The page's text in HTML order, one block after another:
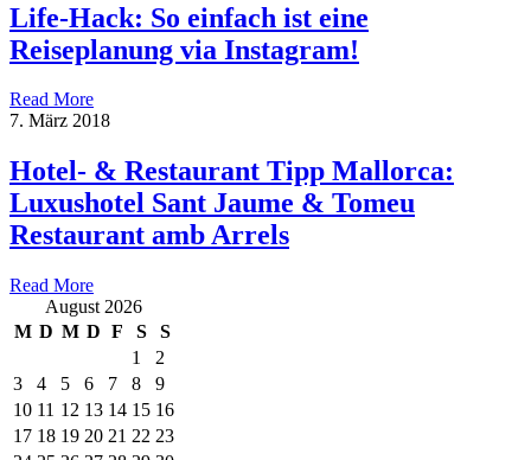
Life-Hack: So einfach ist eine
Reiseplanung via Instagram!
Read More
7. März 2018
Hotel- & Restaurant Tipp Mallorca:
Luxushotel Sant Jaume & Tomeu
Restaurant amb Arrels
Read More
August 2026
M D M D F S
S
1
2
3
4 5 6 7 8
9
10 11 12 13 14 15 16
17 18 19 20 21 22 23